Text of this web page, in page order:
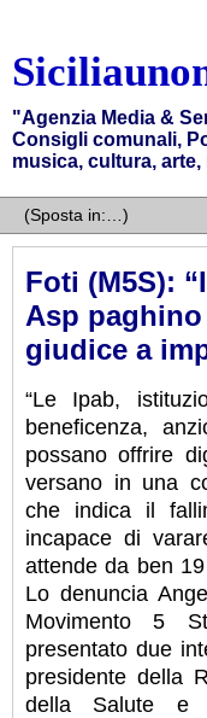
"Agenzia Media &
Consigli comunali,
musica, cultura, arte,
Foti (M5S):
Asp
giudice a
“Le Ipab,
beneficenza,
possano offrire
versano in una
che indica il
incapace di
attende da ben 19
Lo denuncia
Movimento 5
presentato due
presidente della
della Salute e